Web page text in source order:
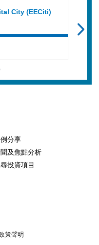
City (EECiti)
the
分享
及焦點分析
投資項目
策聲明